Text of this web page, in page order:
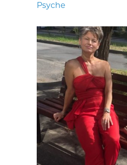
Psyche